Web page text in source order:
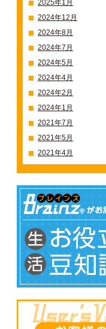
2025年1月
2024年12月
2024年8月
2024年7月
2024年5月
2024年4月
2024年2月
2024年1月
2021年7月
2021年5月
2021年4月